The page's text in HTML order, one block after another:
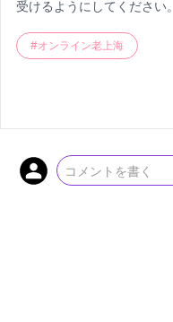
受けるようにしてください。
#オンライン老上海